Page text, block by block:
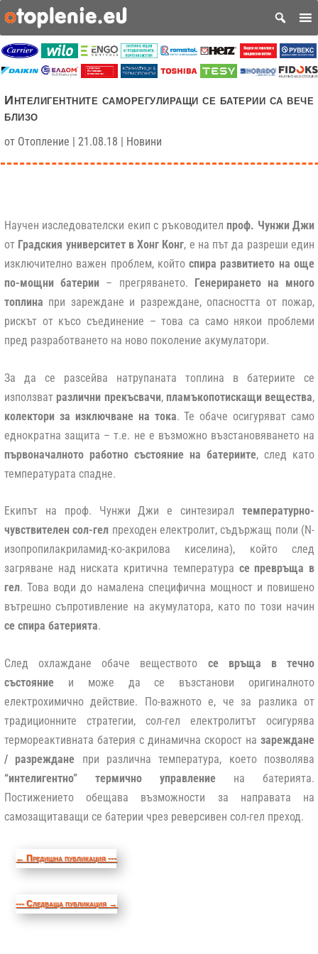
Интелигентните саморегулиращи се батерии са вече
близо
от Отопление | 21.08.18 | Новини
Научен изследователски екип с ръководителпроф. Чунжи Джи
от Градския университет в Хонг Конг, е на път да разреши един
изключително важен проблем, койтоспира развитието на още
по-мощни батерии – прегряването.
Генерирането на много
топлина при зареждане и разреждане, опасността от пожар,
рискът от късо съединение – това са само някои проблеми
пред разработването на ново поколение акумулатори.
За да се разсейва натрупаната топлина в батериите се
използват различни прекъсвачи,пламъкопотискащи вещества,
колектори за изключване на тока. Те обаче осигуряват само
еднократна защита – т.е. не е възможно възстановяването на
първоначалното работно състояние на батериите, след като
температурата спадне.
Екипът на проф. Чунжи Джи е синтезирал температурно-
чувствителен сол-гел преходен електролит, съдържащ поли (N-
изопропилакриламид-ко-акрилова киселина), който след
загряване над ниската критична температура се превръща в
гел. Това води до намалена специфична мощност и повишено
вътрешно съпротивление на акумулатора, като по този начин
се спира батерията.
След охлаждане обаче веществото се връща в течно
състояние и може да се възстанови оригиналното
електрохимично действие. По-важното е, че за разлика от
традиционните стратегии, сол-гел електролитът осигурява
термореактивната батерия с динамична скорост на зареждане
/ разреждане при различна температура, което позволява
“интелигентно” термично управление на батерията.
Постижението обещава възможности за направата на
самозащитаващи се батерии чрез реверсивен сол-гел преход.
← Предишна публикация ---
--- Следваща публикация →